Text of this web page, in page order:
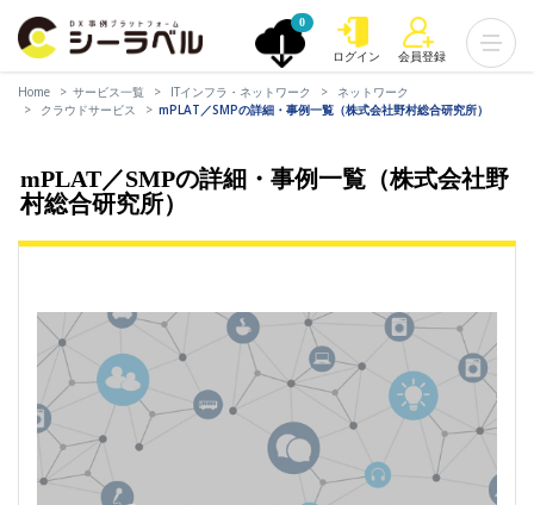
0
ログイン 会員登録
Home サービス一覧 ITインフラ・ネットワーク
ネットワーク
クラウドサービス
mPLAT／SMPの詳細・事例一覧（株式会社野村総合研究所）
mPLAT／SMPの詳細・事例一覧（株式会社野
村総合研究所）